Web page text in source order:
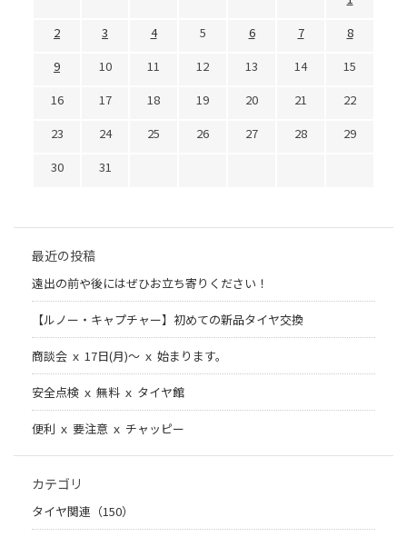
2
3 4 5 6 7
8
9
10 11 12 13 14
15
16
17 18 19 20 21
22
23
24 25 26 27 28
29
30
31
最近の投稿
遠出の前や後にはぜひお立ち寄りください！
【ルノー・キャプチャー】初めての新品タイヤ交換
商談会 ｘ 17日(月)～ ｘ 始まります。
安全点検 ｘ 無料 ｘ タイヤ館
便利 ｘ 要注意 ｘ チャッピー
カテゴリ
タイヤ関連（150）